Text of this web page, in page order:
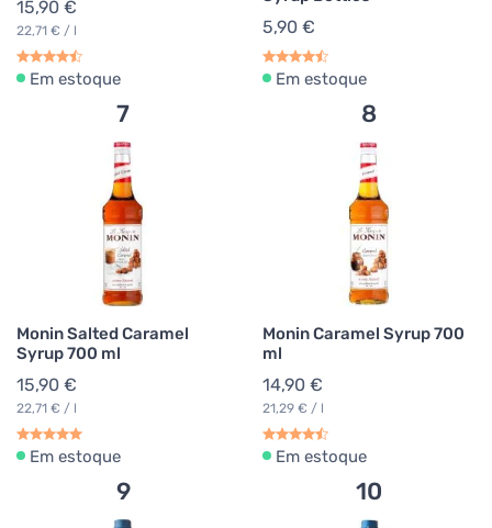
15,90 €
22,71 € / l
Em estoque
5,90 €
Em estoque
7
Monin Salted Caramel
Syrup 700 ml
15,90 €
22,71 € / l
Em estoque
8
Monin Caramel Syrup 700
ml
14,90 €
21,29 € / l
Em estoque
9 10